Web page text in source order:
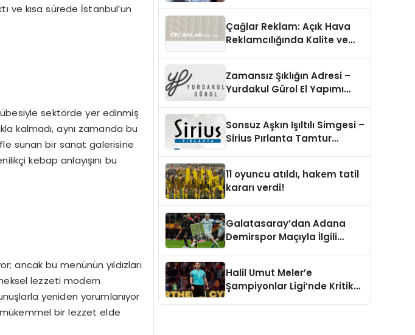
ve kısa sürede İstanbul’un
sektörde yer edinmiş
kalmadı, aynı zamanda bu
sunan bir sanat galerisine
kebap anlayışını bu
ancak bu menünün yıldızları
lezzeti modern
yeniden yorumlanıyor
bir lezzet elde
Çağlar Reklam: Açık Hava
Reklamcılığında Kalite ve
Zamansız Şıklığın Adresi –
Yurdakul Gürol El Yapımı
Sonsuz Aşkın Işıltılı Simgesi –
Sirius Pırlanta Tamtur
11 oyuncu atıldı, hakem tatil
kararı verdi!
Galatasaray’dan Adana
Demirspor Maçıyla İlgili
Halil Umut Meler’e
Şampiyonlar Ligi’nde Kritik